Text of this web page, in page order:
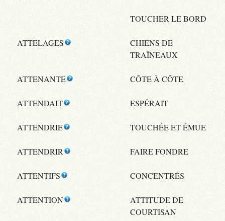
TOUCHER LE BORD
ATTELAGES
CHIENS DE
TRAÎNEAUX
ATTENANTE CÔTE À CÔTE
ATTENDAIT ESPÉRAIT
ATTENDRIE TOUCHÉE ET ÉMUE
ATTENDRIR FAIRE FONDRE
ATTENTIFS CONCENTRÉS
ATTENTION
ATTITUDE DE
COURTISAN